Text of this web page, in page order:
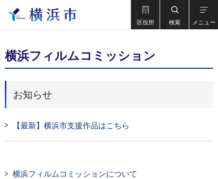
区役所 検索 メニュー
横浜フィルムコミッション
お知らせ
【最新】横浜市支援作品はこちら
横浜フィルムコミッションについて